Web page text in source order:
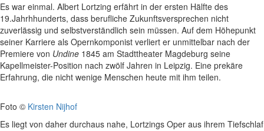
Es war einmal. Albert Lortzing erfährt in der ersten Hälfte des
19.Jahrhhunderts, dass berufliche Zukunftsversprechen nicht
zuverlässig und selbstverständlich sein müssen. Auf dem Höhepunkt
seiner Karriere als Opernkomponist verliert er unmittelbar nach der
Premiere von Undine 1845 am Stadttheater Magdeburg seine
Kapellmeister-Position nach zwölf Jahren in Leipzig. Eine prekäre
Erfahrung, die nicht wenige Menschen heute mit ihm teilen.
Foto © Kirsten Nijhof
Es liegt von daher durchaus nahe, Lortzings Oper aus ihrem Tiefschlaf